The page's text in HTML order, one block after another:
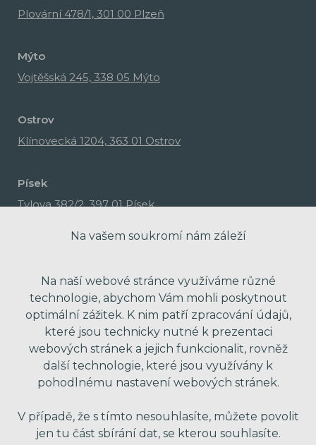
Plovární 478/1, 301 00 Plzeň
Mýto
Vojtěšská 245, 338 05 Mýto
Ostrov
Klínovecká 1204, 363 01 Ostrov
Písek
Tylova 382/2, 397 01 Písek
Na vašem soukromí nám záleží
Na naší webové stránce využíváme různé
technologie, abychom Vám mohli poskytnout
optimální zážitek. K nim patří zpracování údajů,
které jsou technicky nutné k prezentaci
webových stránek a jejich funkcionalit, rovněž
další technologie, které jsou využívány k
pohodlnému nastavení webových stránek.
V případě, že s tímto nesouhlasíte, můžete povolit
jen tu část sbírání dat, se kterou souhlasíte.